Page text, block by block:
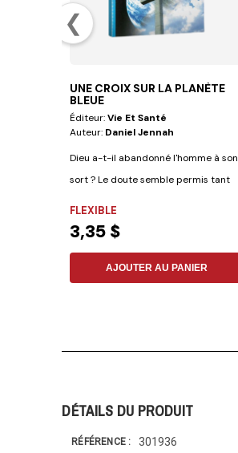
❮
UNE CROIX SUR LA PLANÈTE
BLEUE
Éditeur:Vie Et Santé
Auteur: Daniel Jennah
Dieu a-t-il abandonné l'homme à son
sort ? Le doute semble permis tant
FLEXIBLE
3,35 $
AJOUTER AU PANIER
DÉTAILS DU PRODUIT
RÉFÉRENCE 301936